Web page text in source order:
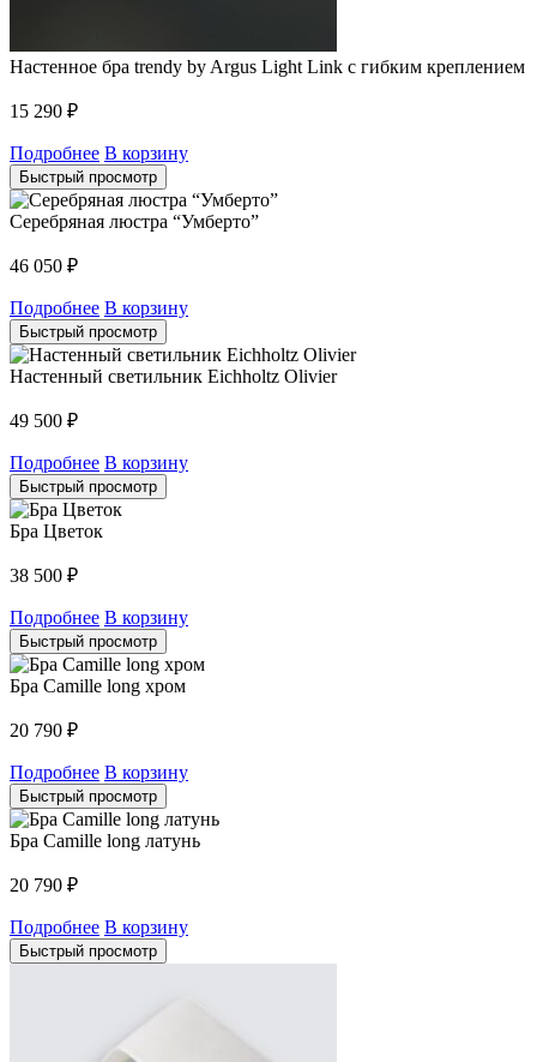
Настенное бра trendy by Argus Light Link с гибким креплением
15 290 ₽
Подробнее В корзину
Быстрый просмотр
Серебряная люстра “Умберто”
46 050 ₽
Подробнее В корзину
Быстрый просмотр
Настенный светильник Eichholtz Olivier
49 500 ₽
Подробнее В корзину
Быстрый просмотр
Бра Цветок
38 500 ₽
Подробнее В корзину
Быстрый просмотр
Бра Camille long хром
20 790 ₽
Подробнее В корзину
Быстрый просмотр
Бра Camille long латунь
20 790 ₽
Подробнее В корзину
Быстрый просмотр